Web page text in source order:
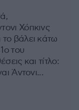
Χόπκινς
το βάλει κάτω
του
και τίτλο:
Άντονι...